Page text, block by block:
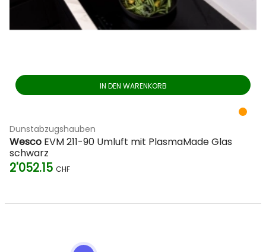
IN DEN WARENKORB
Dunstabzugshauben
Wesco EVM 211-90 Umluft mit PlasmaMade Glas
schwarz
2'052.15 CHF